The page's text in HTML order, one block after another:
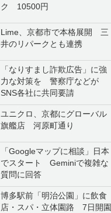
ク 10500円
Lime、京都市で本格展開 三
井のリパークとも連携
「なりすまし詐欺広告」に強
力な対策を 警察庁などが
SNS各社に共同要請
ユニクロ、京都にグローバル
旗艦店 河原町通り
「Googleマップに相談」日本
でスタート Geminiで複雑な
質問に回答
博多駅前「明治公園」に飲食
店・スパ・立体園路 7日開園